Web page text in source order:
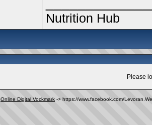
Nutrition Hub
Please
Online Digital Vockmark -> https://www.facebook.com/